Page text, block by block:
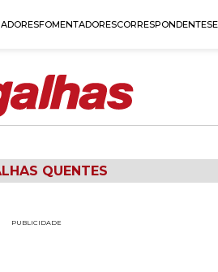
FOMENTADORESCORRESPONDENTES
QUENTES
PUBLICIDADE